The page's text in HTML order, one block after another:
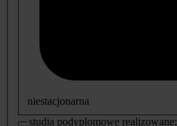
niestacjonarna
studia podyplomowe realizowane: